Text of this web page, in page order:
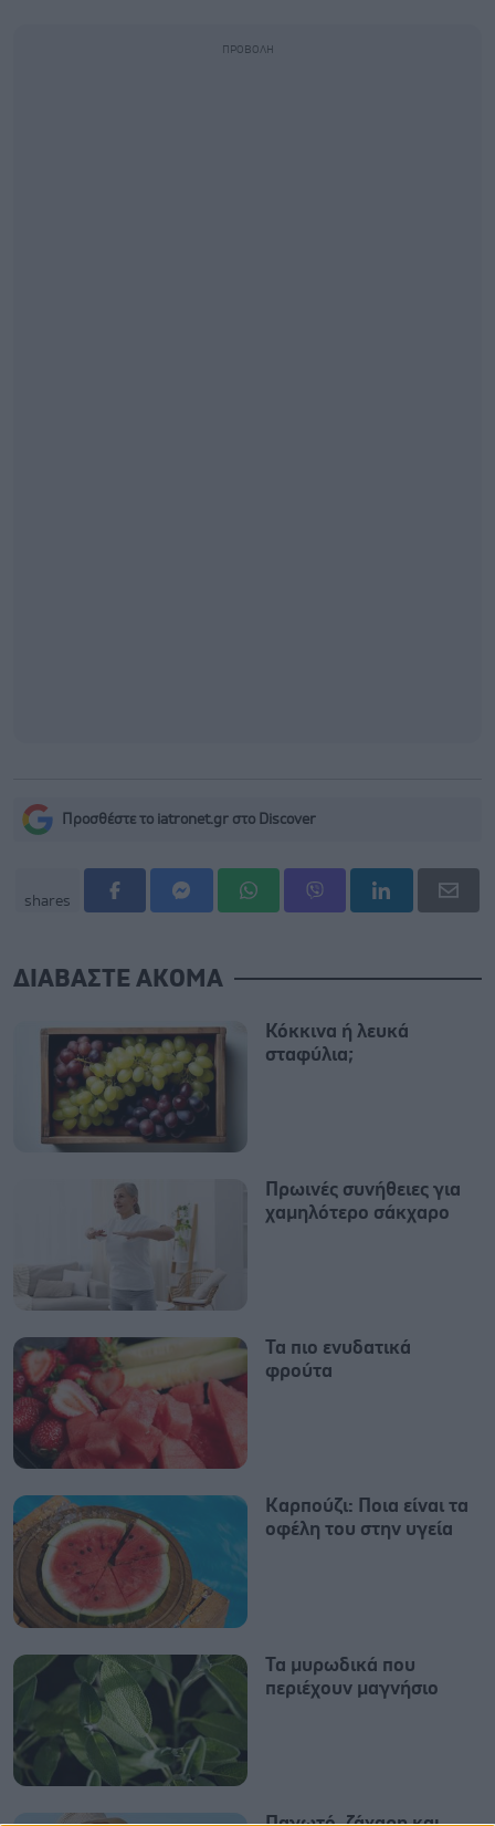
Προσθέστε το iatronet.gr στο Discover
shares
ΔΙΑΒΑΣΤΕ ΑΚΟΜΑ
Κόκκινα ή λευκά
σταφύλια;
Πρωινές συνήθειες για
χαμηλότερο σάκχαρο
Τα πιο ενυδατικά
φρούτα
Καρπούζι: Ποια είναι τα
οφέλη του στην υγεία
Τα μυρωδικά που
περιέχουν μαγνήσιο